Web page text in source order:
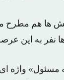
ها هم مطرح
نفر به این
مسئول» واژه